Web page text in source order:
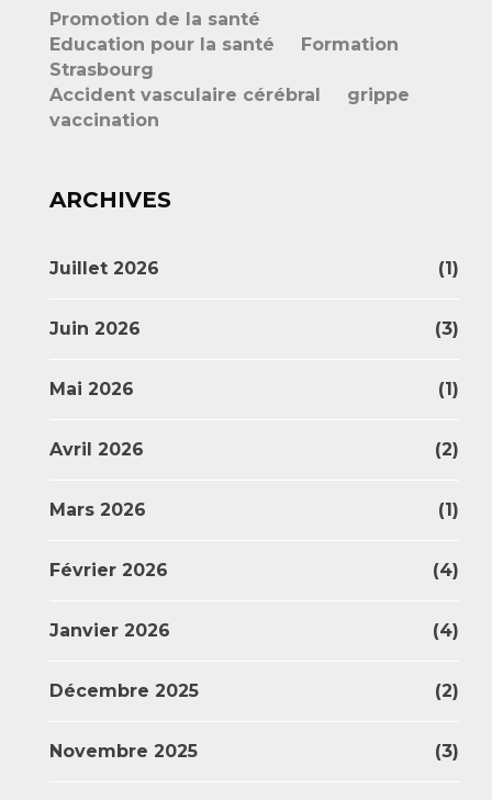
Promotion de la santé
Education pour la santé
Formation
Strasbourg
Accident vasculaire cérébral
grippe
vaccination
ARCHIVES
Juillet 2026 (1)
Juin 2026 (3)
Mai 2026 (1)
Avril 2026 (2)
Mars 2026 (1)
Février 2026 (4)
Janvier 2026 (4)
Décembre 2025 (2)
Novembre 2025 (3)